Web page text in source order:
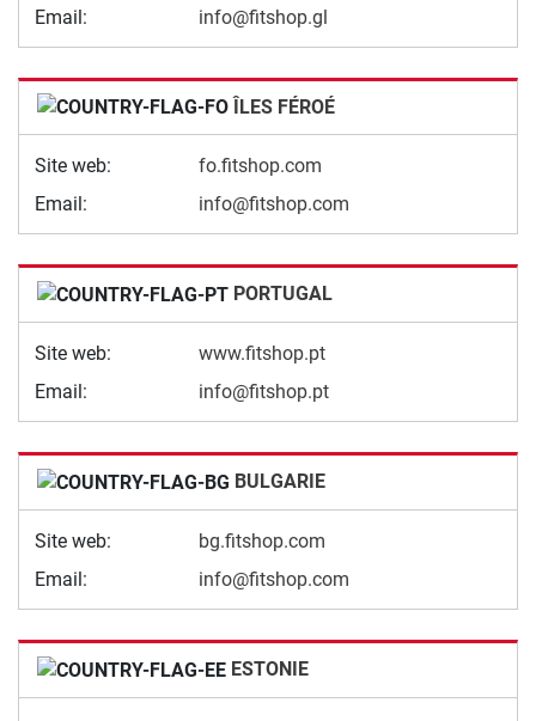
Email:
info@fitshop.gl
ÎLES FÉROÉ
Site web:
fo.fitshop.com
Email:
info@fitshop.com
PORTUGAL
Site web:
www.fitshop.pt
Email:
info@fitshop.pt
BULGARIE
Site web:
bg.fitshop.com
Email:
info@fitshop.com
ESTONIE